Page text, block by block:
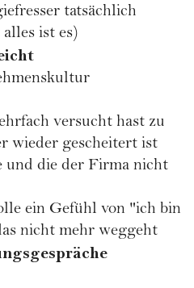
tatsächlich
ist es)
versucht hast zu
wieder gescheitert ist
die der Firma nicht
ein Gefühl von "ich bin
nicht mehr weggeht